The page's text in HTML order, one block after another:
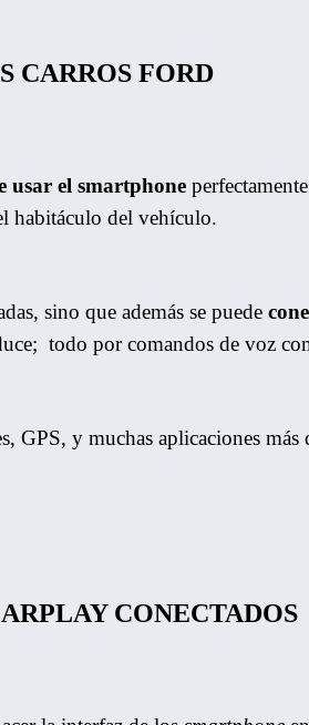
CARROS FORD
usar el smartphone
habitáculo del vehículo.
sino que además se puede
todo por comandos de voz
GPS, y muchas aplicaciones
CONECTADOS